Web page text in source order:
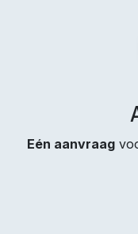
Eén aanvraag